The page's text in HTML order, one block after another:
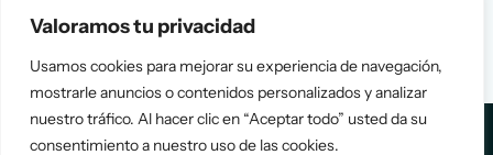
Valoramos tu privacidad
Usamos cookies para mejorar su experiencia de navegación,
mostrarle anuncios o contenidos personalizados y analizar
nuestro tráfico. Al hacer clic en “Aceptar todo” usted da su
consentimiento a nuestro uso de las cookies.